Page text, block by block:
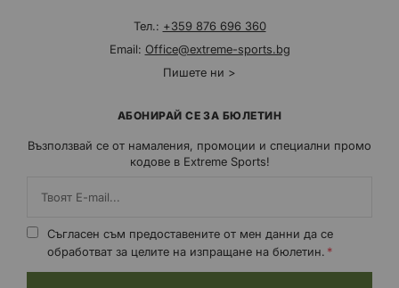
Тел.: +359 876 696 360
Email: Office@extreme-sports.bg
Пишете ни >
АБОНИРАЙ СЕ ЗА БЮЛЕТИН
Възползвай се от намаления, промоции и специални промо
кодове в Extreme Sports!
Съгласен съм предоставените от мен данни да се
обработват за целите на изпращане на бюлетин.